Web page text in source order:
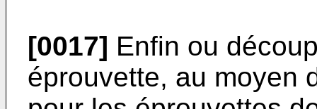
[0017] Enfin ou
éprouvette, au moyen